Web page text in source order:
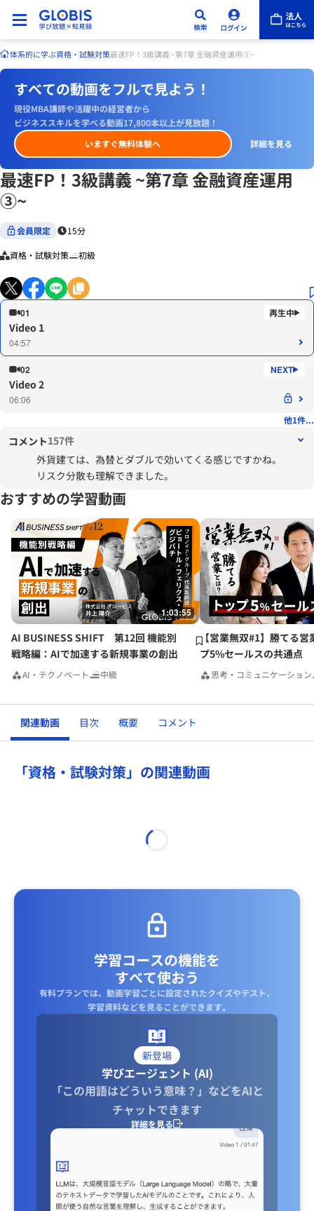
体系的に学ぶ資格・試験対策最速FP！3級講義 ~第7章 金融資産運用③~
すべての動画をフルで見よう！
現役MBA講師や活躍中の経営者から
ビジネススキルを学べる動画17,800本以上が見放題！
いますぐ無料体験へ
詳細を見る
最速FP！3級講義 ~第7章 金融資産運用
③~
会員限定 15分
資格・試験対策 初級
01
Video 1
04:57
02
Video 2
06:06
他1件...
コメント157件
外貨建ては、為替とダブルで効いてくる感じですかね。
リスク分散も理解できました。
おすすめの学習動画
1:03:55
AI BUSINESS SHIFT 第12回 機能別
戦略編：AIで加速する新規事業の創出
AI・テクノベート 中級
【営業無双#1】勝てる営
プ5%セールスの共通点
思考・コミュニケーション
関連動画 目次 概要 コメント
「資格・試験対策」の関連動画
学習コースの機能を
すべて使おう
有料プランでは、動画学習ごとに設定されたクイズやテスト、
学習資料などを見ることができます｡
新登場
学びエージェント (AI)
「この用語はどういう意味？」などをAIと
チャットできます
詳細を見る